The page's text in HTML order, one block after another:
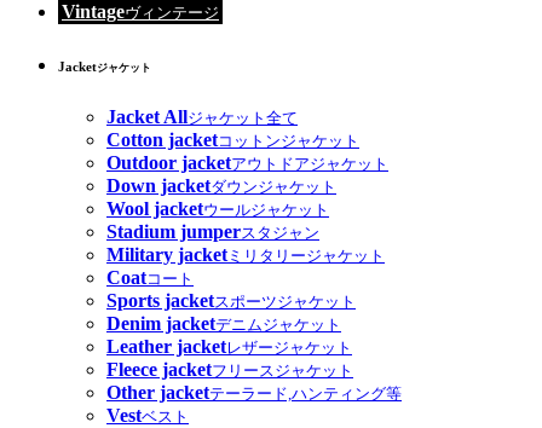
Vintageヴィンテージ
Jacketジャケット
Jacket Allジャケット全て
Cotton jacketコットンジャケット
Outdoor jacketアウトドアジャケット
Down jacketダウンジャケット
Wool jacketウールジャケット
Stadium jumperスタジャン
Military jacketミリタリージャケット
Coatコート
Sports jacketスポーツジャケット
Denim jacketデニムジャケット
Leather jacketレザージャケット
Fleece jacketフリースジャケット
Other jacketテーラード,ハンティング等
Vestベスト